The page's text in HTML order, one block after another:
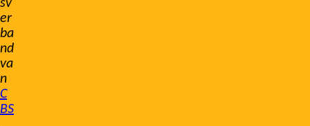
sv
er
ba
nd
va
n
C
BS